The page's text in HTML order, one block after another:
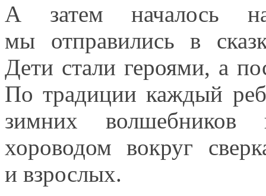
А затем началось
мы отправились
в
Дети стали героями, а
По традиции каждый
зимних волшебников
хороводом вокруг
и взрослых.